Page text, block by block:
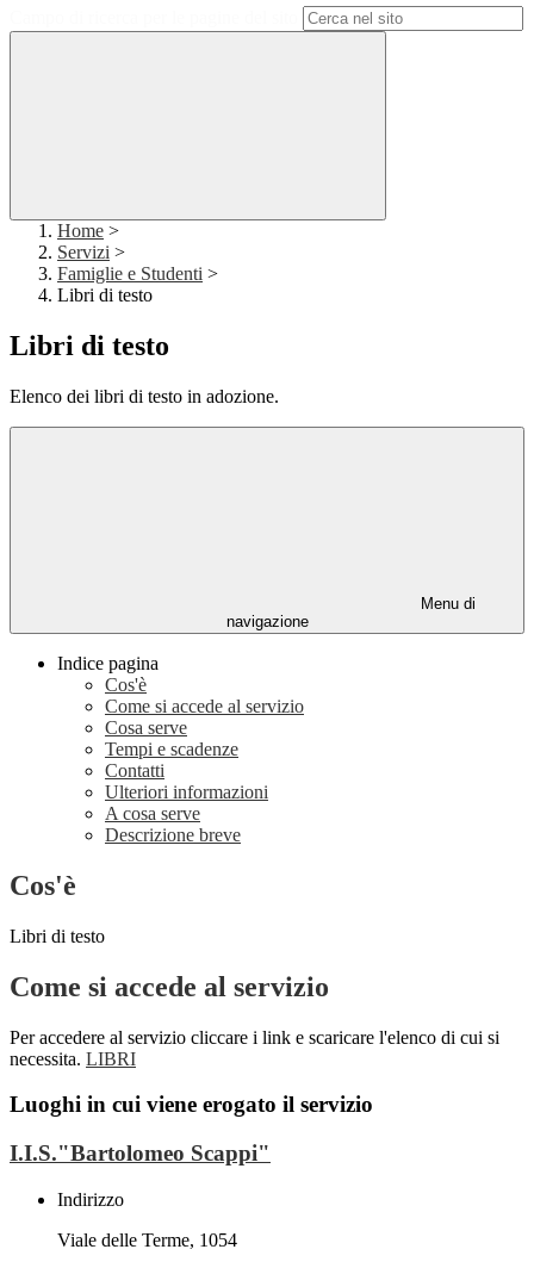
Home >
Servizi >
Famiglie e Studenti >
Libri di testo
Libri di testo
Elenco dei libri di testo in adozione.
Menu di
navigazione
Indice pagina
Cos'è
Come si accede al servizio
Cosa serve
Tempi e scadenze
Contatti
Ulteriori informazioni
A cosa serve
Descrizione breve
Cos'è
Libri di testo
Come si accede al servizio
Per accedere al servizio cliccare i link e scaricare l'elenco di cui si
necessita. LIBRI
Luoghi in cui viene erogato il servizio
I.I.S."Bartolomeo Scappi"
Indirizzo
Viale delle Terme, 1054